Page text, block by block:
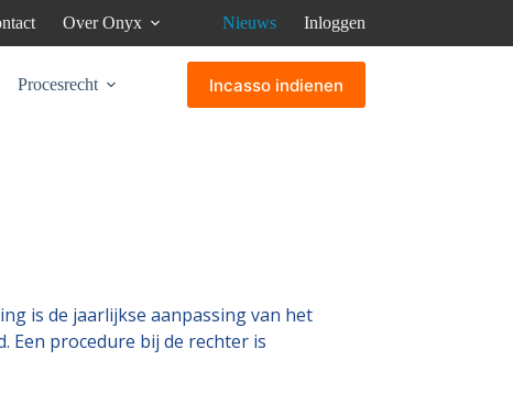
Over Onyx Nieuws Inloggen
Procesrecht Incasso indienen
is de jaarlijkse aanpassing van het
Een procedure bij de rechter is